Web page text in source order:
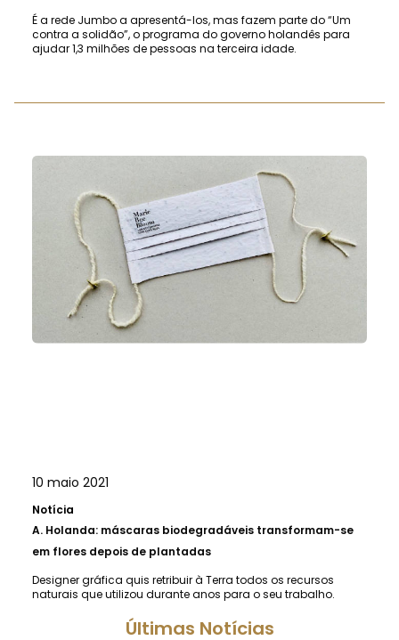
É a rede Jumbo a apresentá-los, mas fazem parte do “Um
contra a solidão”, o programa do governo holandês para
ajudar 1,3 milhões de pessoas na terceira idade.
10 maio 2021
Notícia
A. Holanda: máscaras biodegradáveis ​​transformam-se
em flores depois de plantadas
Designer gráfica quis retribuir à Terra todos os recursos
naturais que utilizou durante anos para o seu trabalho.
Últimas Notícias